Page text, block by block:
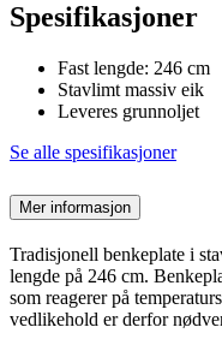
Spesifikasjoner
Fast lengde: 246 cm
Stavlimt massiv eik
Leveres grunnoljet
Se alle spesifikasjoner
Mer informasjon
Tradisjonell benkeplate i
lengde på 246 cm.
som reagerer på
vedlikehold er derfor